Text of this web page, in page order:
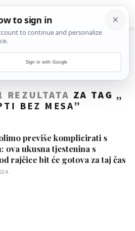
REZULTATA ZA TAG „
BEZ MESA”
previše komplicirati s
ova ukusna tjestenina s
rajčice bit će gotova za taj čas
Sign in with Google